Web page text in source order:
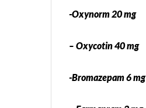
-Oxynorm 20 mg
– Oxycotin 40 mg
-Bromazepam 6 mg